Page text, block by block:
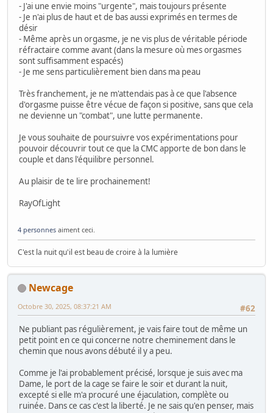
- J'ai une envie moins "urgente", mais toujours présente
- Je n'ai plus de haut et de bas aussi exprimés en termes de
désir
- Même après un orgasme, je ne vis plus de véritable période
réfractaire comme avant (dans la mesure où mes orgasmes
sont suffisamment espacés)
- Je me sens particulièrement bien dans ma peau
Très franchement, je ne m'attendais pas à ce que l'absence
d'orgasme puisse être vécue de façon si positive, sans que cela
ne devienne un "combat", une lutte permanente.
Je vous souhaite de poursuivre vos expérimentations pour
pouvoir découvrir tout ce que la CMC apporte de bon dans le
couple et dans l'équilibre personnel.
Au plaisir de te lire prochainement!
RayOfLight
4 personnes aiment ceci.
C'est la nuit qu'il est beau de croire à la lumière
Newcage
#62
Octobre 30, 2025, 08:37:21 AM
Ne publiant pas régulièrement, je vais faire tout de même un
petit point en ce qui concerne notre cheminement dans le
chemin que nous avons débuté il y a peu.
Comme je l'ai probablement précisé, lorsque je suis avec ma
Dame, le port de la cage se faire le soir et durant la nuit,
excepté si elle m'a procuré une éjaculation, complète ou
ruinée. Dans ce cas c'est la liberté. Je ne sais qu'en penser, mais